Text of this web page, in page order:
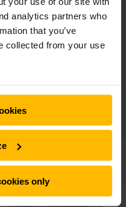
analytics partners who
that you’ve
collected from your use
only